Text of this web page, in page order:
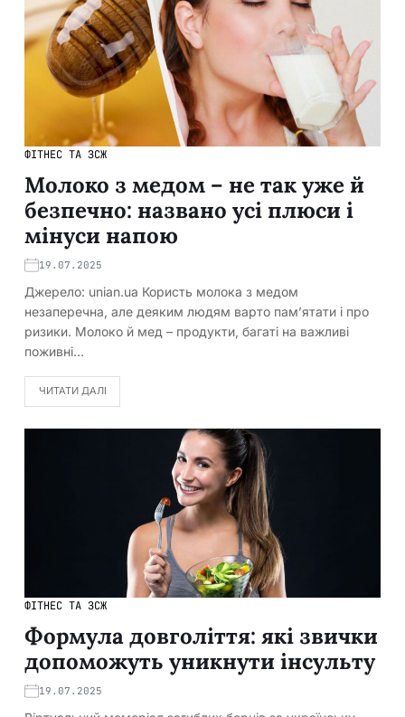
ФІТНЕС ТА ЗСЖ
Молоко з медом – не так уже й
безпечно: названо усі плюси і
мінуси напою
19.07.2025
Джерело: unian.ua Користь молока з медом
незаперечна, але деяким людям варто пам’ятати і про
ризики. Молоко й мед – продукти, багаті на важливі
поживні…
ЧИТАТИ ДАЛІ
ФІТНЕС ТА ЗСЖ
Формула довголіття: які звички
допоможуть уникнути інсульту
19.07.2025